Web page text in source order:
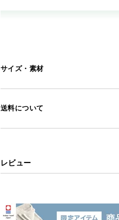
シートが光を遮断し雑草の成
サイズ・素材
送料について
レビュー